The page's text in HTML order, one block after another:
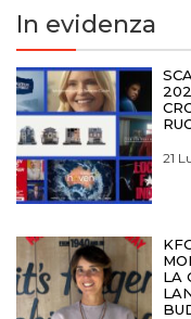
In evidenza
21
LA